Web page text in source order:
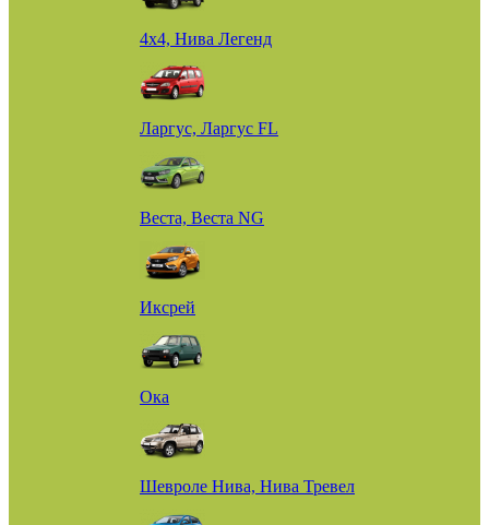
4х4, Нива Легенд
Ларгус, Ларгус FL
Веста, Веста NG
Иксрей
Ока
Шевроле Нива, Нива Тревел